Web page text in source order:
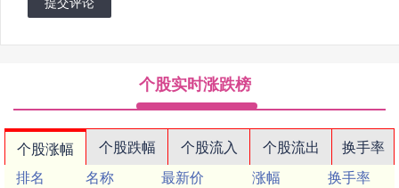
个股实时涨跌榜
个股涨幅 个股跌幅 个股流入 个股流出
换手率
排名
名称 最新价 涨幅
换手率